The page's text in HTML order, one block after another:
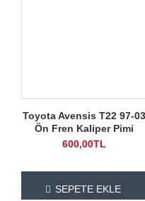
Toyota Avensis T22 97-03
Ön Fren Kaliper Pimi
600,00TL
SEPETE EKLE